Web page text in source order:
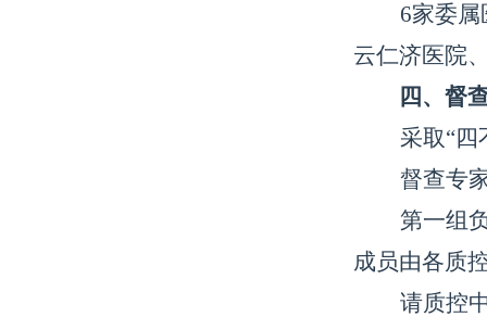
6家委
云仁济医院
四、督
采取“四
督查专
第一组
成员由各质
请质控